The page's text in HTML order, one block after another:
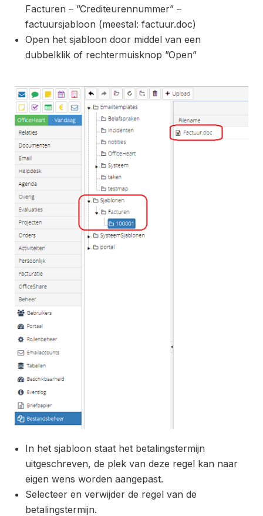
Facturen – ”Crediteurennummer” –
factuursjabloon (meestal: factuur.doc)
Open het sjabloon door middel van een
dubbelklik of rechtermuisknop ”Open”
In het sjabloon staat het betalingstermijn
uitgeschreven, de plek van deze regel kan naar
eigen wens worden aangepast.
Selecteer en verwijder de regel van de
betalingstermijn.